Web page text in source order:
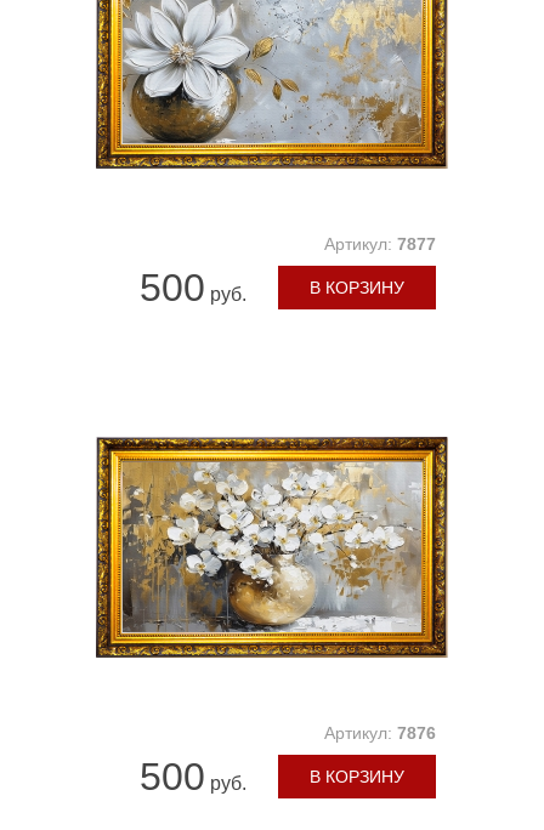
Артикул: 7877
500 руб. В КОРЗИНУ
Артикул: 7876
500 руб. В КОРЗИНУ